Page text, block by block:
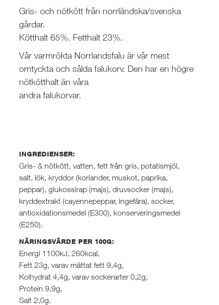
Gris- och nötkött från norrländska/svenska
gårdar.
Kötthalt 65%. Fetthalt 23%.
Vår varmrökta Norrlandsfalu är vår mest
omtyckta och sålda falukorv. Den har en högre
nötkötthalt än våra
andra falukorvar.
INGREDIENSER:
Gris- & nötkött, vatten, fett från gris, potatismjöl,
salt, lök, kryddor (koriander, muskot, paprika,
peppar), glukossirap (majs), druvsocker (majs),
kryddextrakt (cayennepeppar, ingefära), socker,
antioxidationsmedel (E300), konserveringsmedel
(E250).
NÄRINGSVÄRDE PER 100G:
Energi 1100kJ, 260kcal,
Fett 23g, varav mättat fett 9,4g,
Kolhydrat 4,4g, varav sockerarter 0,2g,
Protein 9,9g,
Salt 2,0g.